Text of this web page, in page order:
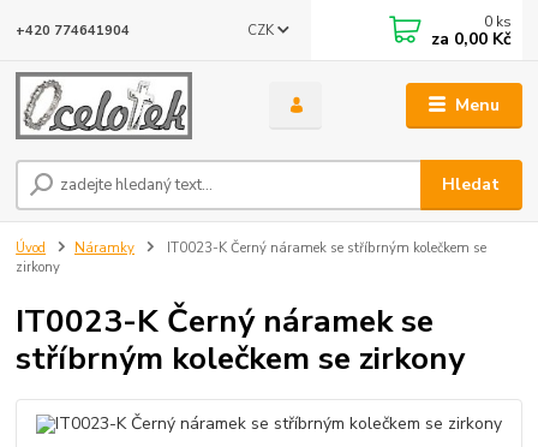
Menu
CZK
Hledat
+420 774641904 0 ks
za 0,00 Kč
Úvod Náramky
IT0023-K Černý náramek se stříbrným kolečkem se
zirkony
IT0023-K Černý náramek se
stříbrným kolečkem se zirkony